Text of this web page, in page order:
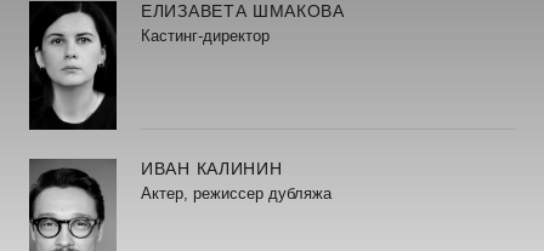
ЕЛИЗАВЕТА ШМАКОВА
Кастинг-директор
ИВАН КАЛИНИН
Актер, режиссер дубляжа